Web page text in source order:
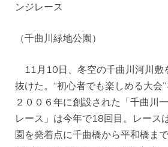
ンジレース
（千曲川緑地公園）
11月10日、冬空の千曲川河川敷
抜けた。“初心者でも楽しめる大会
２００６年に創設された「千曲川
レース」は今年で18回目。レース
園を発着点に千曲橋から平和橋ま